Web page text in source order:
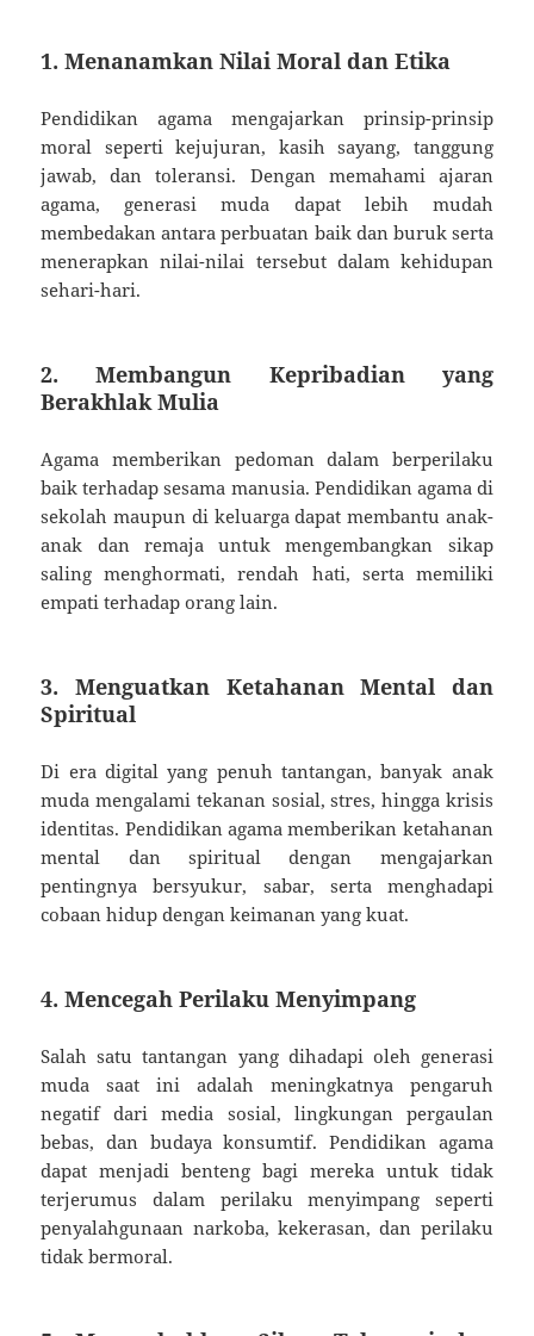
1. Menanamkan Nilai Moral dan Etika
Pendidikan agama mengajarkan prinsip-prinsip
moral seperti kejujuran, kasih sayang, tanggung
jawab, dan toleransi. Dengan memahami ajaran
agama, generasi muda dapat lebih mudah
membedakan antara perbuatan baik dan buruk serta
menerapkan nilai-nilai tersebut dalam kehidupan
sehari-hari.
2. Membangun Kepribadian yang
Berakhlak Mulia
Agama memberikan pedoman dalam berperilaku
baik terhadap sesama manusia. Pendidikan agama di
sekolah maupun di keluarga dapat membantu anak-
anak dan remaja untuk mengembangkan sikap
saling menghormati, rendah hati, serta memiliki
empati terhadap orang lain.
3. Menguatkan Ketahanan Mental dan
Spiritual
Di era digital yang penuh tantangan, banyak anak
muda mengalami tekanan sosial, stres, hingga krisis
identitas. Pendidikan agama memberikan ketahanan
mental dan spiritual dengan mengajarkan
pentingnya bersyukur, sabar, serta menghadapi
cobaan hidup dengan keimanan yang kuat.
4. Mencegah Perilaku Menyimpang
Salah satu tantangan yang dihadapi oleh generasi
muda saat ini adalah meningkatnya pengaruh
negatif dari media sosial, lingkungan pergaulan
bebas, dan budaya konsumtif. Pendidikan agama
dapat menjadi benteng bagi mereka untuk tidak
terjerumus dalam perilaku menyimpang seperti
penyalahgunaan narkoba, kekerasan, dan perilaku
tidak bermoral.